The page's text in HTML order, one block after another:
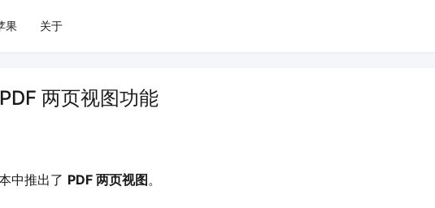
果 关于
两页视图功能
中推出了 PDF 两页视图。